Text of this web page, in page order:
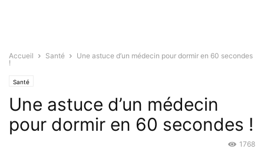
Accueil Santé
Une astuce d’un médecin pour dormir en 60 secondes
!
Santé
Une astuce d’un médecin
pour dormir en 60 secondes !
1768